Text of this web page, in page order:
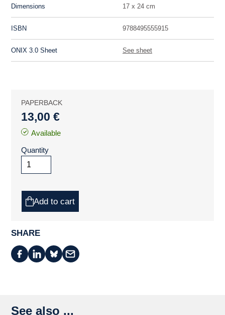
Dimensions 17 x 24 cm
ISBN 9788495555915
ONIX 3.0 Sheet See sheet
PAPERBACK
13,00 €
Available
Quantity
Add to cart
SHARE
See also ...